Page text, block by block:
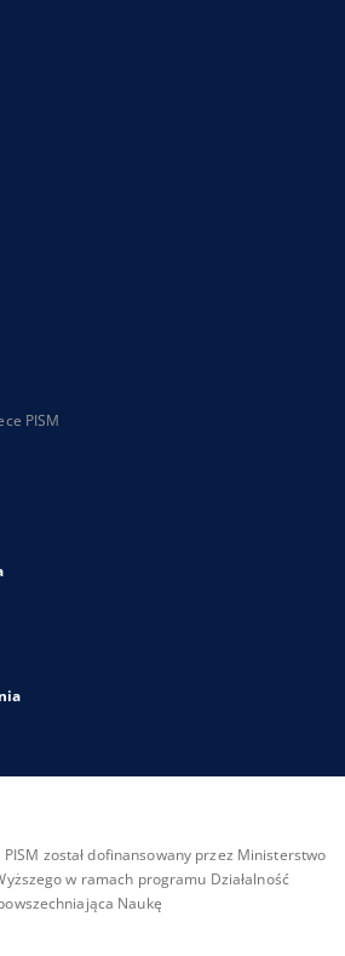
PISM
został dofinansowany przez Ministerstwo
w ramach programu Działalność
Naukę